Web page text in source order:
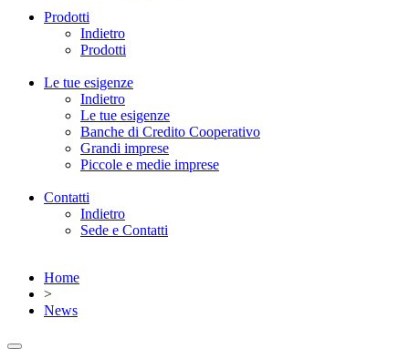
Prodotti
Indietro
Prodotti
Le tue esigenze
Indietro
Le tue esigenze
Banche di Credito Cooperativo
Grandi imprese
Piccole e medie imprese
Contatti
Indietro
Sede e Contatti
Home
>
News